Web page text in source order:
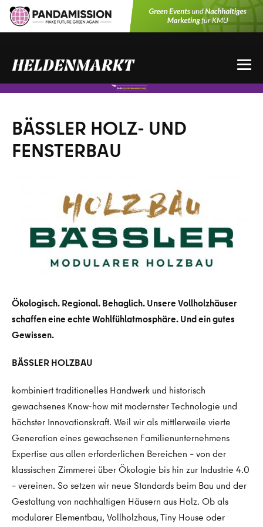
Zum
Inhalt
BÄSSLER HOLZ- UND
FENSTERBAU
Ökologisch. Regional. Behaglich. Unsere Vollholzhäuser
schaffen eine echte Wohlfühlatmosphäre. Und ein gutes
Gewissen.
BÄSSLER HOLZBAU
kombiniert traditionelles Handwerk und historisch
gewachsenes Know-how mit modernster Technologie und
höchster Innovationskraft. Weil wir als mittlerweile vierte
Generation eines gewachsenen Familienunternehmens
Expertise aus allen erforderlichen Bereichen – von der
klassischen Zimmerei über Ökologie bis hin zur Industrie 4.0
– vereinen. So setzen wir neue Standards beim Bau und der
Gestaltung von nachhaltigen Häusern aus Holz. Ob als
modularer Elementbau, Vollholzhaus, Tiny House oder